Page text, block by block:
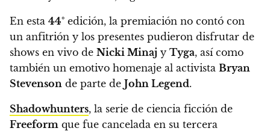
En esta 44° edición, la premiación no contó con
un anfitrión y los presentes pudieron disfrutar de
shows en vivo de Nicki Minaj y Tyga, así como
también un emotivo homenaje al activista Bryan
Stevenson de parte de John Legend.
Shadowhunters, la serie de ciencia ficción de
Freeform que fue cancelada en su tercera